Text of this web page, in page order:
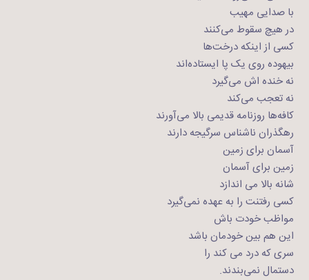
با صدایی مهیب
در ‌هیچ سقوط می‌‌کنند
کسی از اینکه درخت‌ها
بیهوده روی یک پا ایستاده‌اند
نه خنده اش می‌گیرد
نه تعجب می‌کند
کافه‌ها روزنامه قدیمی بالا می‌آورند
رهگذران ناشناس سرگیجه دارند
آسمان برای زمین
زمین برای آسمان
شانه بالا می اندازد
کسی رفتنت را به عهده نمی‌گیرد
مواظب خودت باش
این هم بین خودمان باشد
سری که درد می کند را
دستمال نمی‌بندند.